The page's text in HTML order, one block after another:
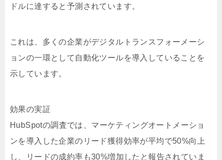
ドルに達すると予測されています。
これは、多くの企業がデジタルトランスフォーメーシ
ョンの一環として自動化ツールを導入していることを
示しています。
効果の実証
HubSpotの調査では、マーケティングオートメーショ
ンを導入した企業のリード獲得効率が平均で50%向上
し、リードの成約率も30%増加したと報告されていま